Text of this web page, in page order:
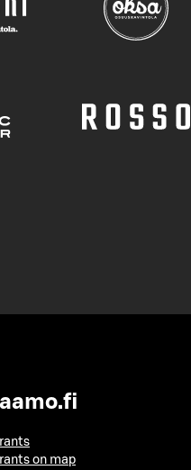
on map